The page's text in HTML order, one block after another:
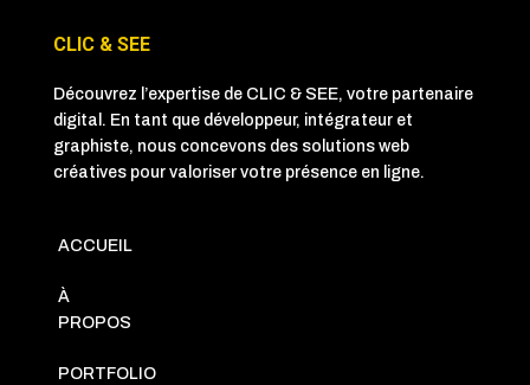
CLIC & SEE
Découvrez l’expertise de CLIC & SEE, votre partenaire
digital. En tant que développeur, intégrateur et
graphiste, nous concevons des solutions web
créatives pour valoriser votre présence en ligne.
ACCUEIL
À
PROPOS
PORTFOLIO